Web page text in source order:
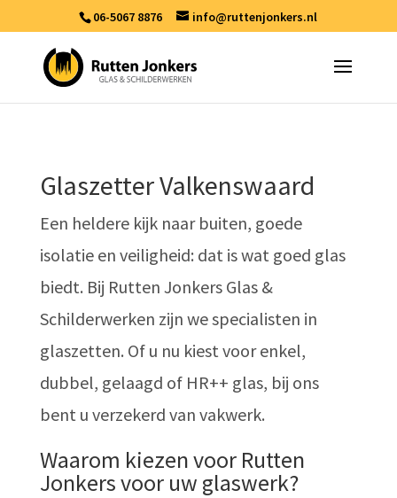
06-5067 8876 info@ruttenjonkers.nl
Glaszetter Valkenswaard
Een heldere kijk naar buiten, goede
isolatie en veiligheid: dat is wat goed glas
biedt. Bij Rutten Jonkers Glas &
Schilderwerken zijn we specialisten in
glaszetten. Of u nu kiest voor enkel,
dubbel, gelaagd of HR++ glas, bij ons
bent u verzekerd van vakwerk.
Waarom kiezen voor Rutten
Jonkers voor uw glaswerk?